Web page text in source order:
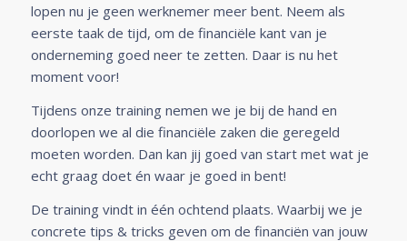
lopen nu je geen werknemer meer bent. Neem als
eerste taak de tijd, om de financiële kant van je
onderneming goed neer te zetten. Daar is nu het
moment voor!
Tijdens onze training nemen we je bij de hand en
doorlopen we al die financiële zaken die geregeld
moeten worden. Dan kan jij goed van start met wat je
echt graag doet én waar je goed in bent!
De training vindt in één ochtend plaats. Waarbij we je
concrete tips & tricks geven om de financiën van jouw